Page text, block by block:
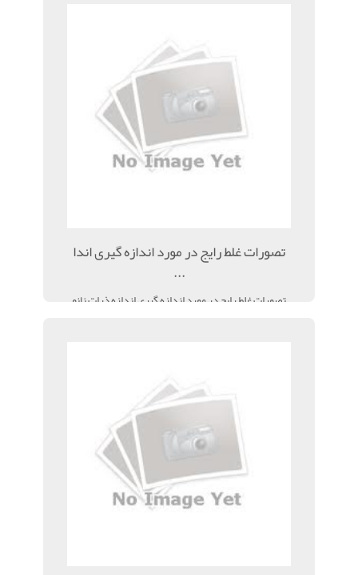
تصورات غلط رایج در مورد اندازه گیری اندا
...
تصورات غلط رایج در مورد اندازه گیری اندازه ذرات نانو